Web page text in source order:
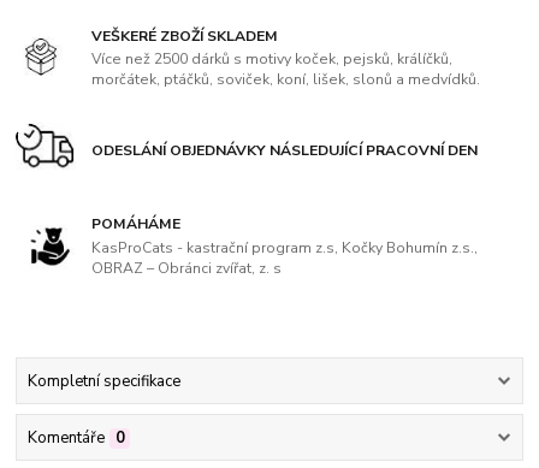
VEŠKERÉ ZBOŽÍ SKLADEM
Více než 2500 dárků s motivy koček, pejsků, králíčků,
morčátek, ptáčků, soviček, koní, lišek, slonů a medvídků.
ODESLÁNÍ OBJEDNÁVKY NÁSLEDUJÍCÍ PRACOVNÍ DEN
POMÁHÁME
KasProCats - kastrační program z.s, Kočky Bohumín z.s.,
OBRAZ – Obránci zvířat, z. s
Kompletní specifikace
Komentáře 0